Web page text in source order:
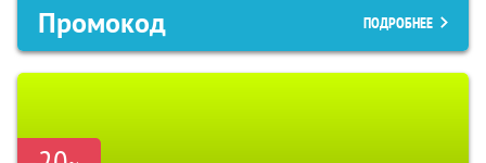
Промокод ПОДРОБНЕЕ